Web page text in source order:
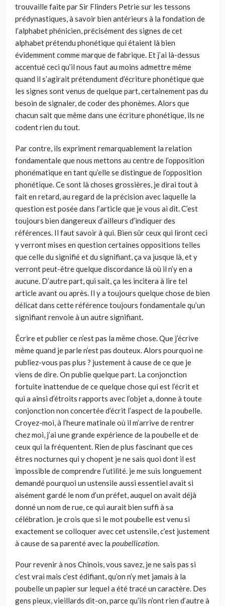
trou­vaille faite par Sir Flinders Petrie sur les tessons
prédynastiques, à savoir bien antérieurs à la fondation de
l’alphabet phénicien, précisément des signes de cet
alphabet prétendu phonétique qui étaient là bien
évidemment comme marque de fabrique. Et j’ai là-dessus
accentué ceci qu’il nous faut au moins admettre même
quand il s’agirait prétendument d’écriture phonétique que
les signes sont venus de quelque part, certainement pas du
besoin de signaler, de coder des phonèmes. Alors que
chacun sait que même dans une écriture phonétique, ils ne
codent rien du tout.
Par contre, ils expriment remarquablement la relation
fondamentale que nous mettons au centre de l’opposition
phonématique en tant qu’elle se dis­tingue de l’opposition
phonétique. Ce sont là choses grossières, je dirai tout à
fait en retard, au regard de la précision avec laquelle la
question est posée dans l’article que je vous ai dit. C’est
toujours bien dangereux d’ailleurs d’indiquer des
références. Il faut savoir à qui. Bien sûr ceux qui liront ceci
y verront mises en question certaines oppositions telles
que celle du signifié et du signifiant, ça va jusque là, et y
verront peut-être quelque discordance là où il n’y en a
aucu­ne. D’autre part, qui sait, ça les incitera à lire tel
article avant ou après. Il y a tou­jours quelque chose de bien
délicat dans cette référence toujours fondamentale qu’un
signifiant renvoie à un autre signifiant.
Écrire et publier ce n’est pas la même chose. Que j’écrive
même quand je parle n’est pas douteux. Alors pourquoi ne
publiez-vous pas plus ? justement à cause de ce que je
viens de dire. On publie quelque part. La conjonction
fortui­te inattendue de ce quelque chose qui est l’écrit et
qui a ainsi d’étroits rapports avec l’objet a, donne à toute
conjonction non concertée d’écrit l’aspect de la poubelle.
Croyez-moi, à l’heure matinale où il m’arrive de rentrer
chez moi, j’ai une grande expérience de la poubelle et de
ceux qui la fréquentent. Rien de plus fascinant que ces
êtres nocturnes qui y chopent je ne sais quoi dont il est
impos­sible de comprendre l’utilité. je me suis longuement
demandé pourquoi un ustensile aussi essentiel avait si
aisément gardé le nom d’un préfet, auquel on avait déjà
donné un nom de rue, ce qui aurait bien suffi à sa
célébration. je crois que si le mot poubelle est venu si
exactement se colloquer avec cet ustensile, c’est justement
à cause de sa parenté avec la poubellication.
Pour revenir à nos Chinois, vous savez, je ne sais pas si
c’est vrai mais c’est édifiant, qu’on n’y met jamais à la
poubelle un papier sur lequel a été tracé un caractère. Des
gens pieux, vieillards dit-on, parce qu’ils n’ont rien d’autre à